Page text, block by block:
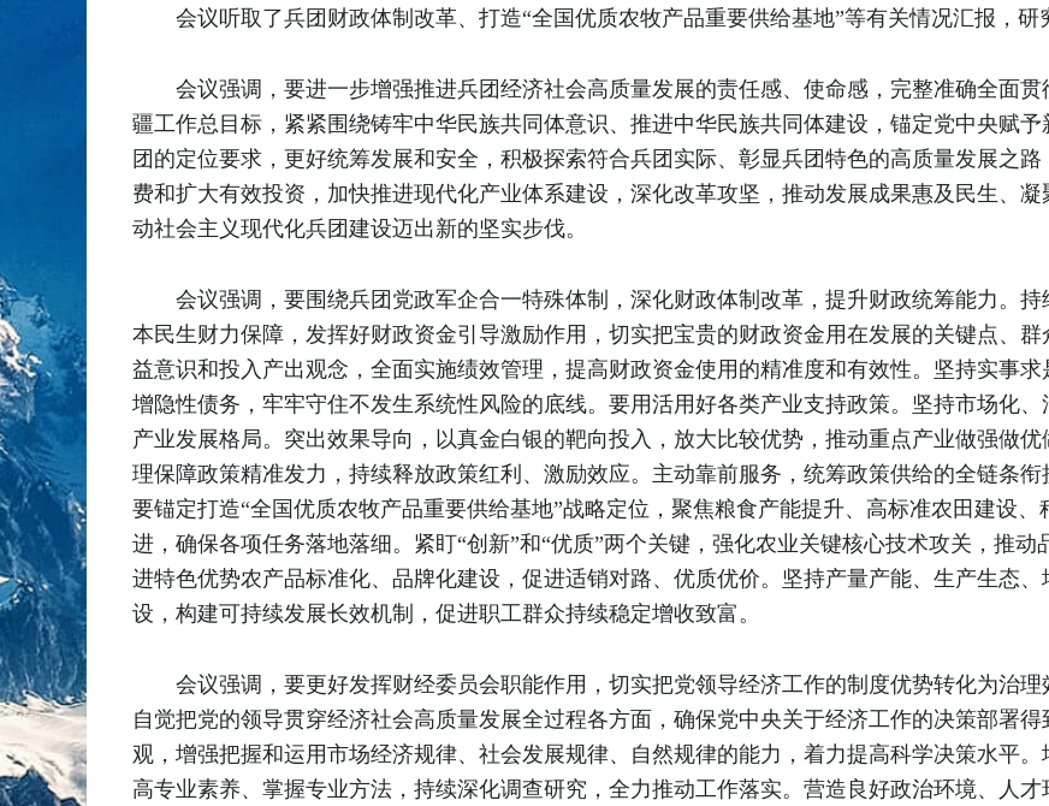
会议听取了兵团财政体制改革、打造“全国优质农牧产品重要供给基地”等有关情况汇报，研
会议强调，要进一步增强推进兵团经济社会高质量发展的责任感、使命感，完整准确全面
疆工作总目标，紧紧围绕铸牢中华民族共同体意识、推进中华民族共同体建设，锚定党中央赋
团的定位要求，更好统筹发展和安全，积极探索符合兵团实际、彰显兵团特色的高质量发展之
费和扩大有效投资，加快推进现代化产业体系建设，深化改革攻坚，推动发展成果惠及民生、
动社会主义现代化兵团建设迈出新的坚实步伐。
会议强调，要围绕兵团党政军企合一特殊体制，深化财政体制改革，提升财政统筹能力。
本民生财力保障，发挥好财政资金引导激励作用，切实把宝贵的财政资金用在发展的关键点、
益意识和投入产出观念，全面实施绩效管理，提高财政资金使用的精准度和有效性。坚持实事
增隐性债务，牢牢守住不发生系统性风险的底线。要用活用好各类产业支持政策。坚持市场化
产业发展格局。突出效果导向，以真金白银的靶向投入，放大比较优势，推动重点产业做强做
理保障政策精准发力，持续释放政策红利、激励效应。主动靠前服务，统筹政策供给的全链条衔
要锚定打造“全国优质农牧产品重要供给基地”战略定位，聚焦粮食产能提升、高标准农田建设
进，确保各项任务落地落细。紧盯“创新”和“优质”两个关键，强化农业关键核心技术攻关，推
进特色优势农产品标准化、品牌化建设，促进适销对路、优质优价。坚持产量产能、生产生态
设，构建可持续发展长效机制，促进职工群众持续稳定增收致富。
会议强调，要更好发挥财经委员会职能作用，切实把党领导经济工作的制度优势转化为治
自觉把党的领导贯穿经济社会高质量发展全过程各方面，确保党中央关于经济工作的决策部署
观，增强把握和运用市场经济规律、社会发展规律、自然规律的能力，着力提高科学决策水平
高专业素养、掌握专业方法，持续深化调查研究，全力推动工作落实。营造良好政治环境、人